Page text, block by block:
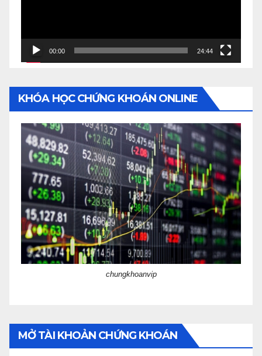
00:00 24:44
KHÓA HỌC CHỨNG KHOÁN ONLINE
chungkhoanvip
MỞ TÀI KHOẢN CHỨNG KHOÁN